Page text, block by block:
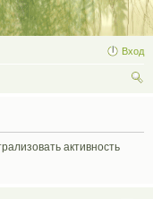
Вход
активность